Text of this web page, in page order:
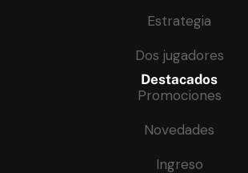
Estrategia
Dos jugadores
Destacados
Promociones
Novedades
Ingreso